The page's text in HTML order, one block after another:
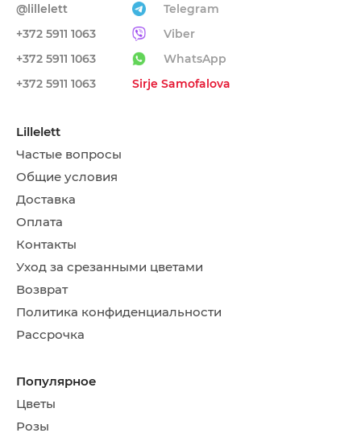
@lillelett
Telegram
+372 5911 1063
Viber
+372 5911 1063
WhatsApp
+372 5911 1063
Sirje Samofalova
Lillelett
Частые вопросы
Общие условия
Доставка
Оплата
Контакты
Уход за срезанными цветами
Возврат
Политика конфиденциальности
Рассрочка
Популярное
Цветы
Розы